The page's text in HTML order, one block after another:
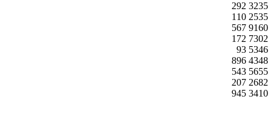
3235
292
2535
110
9160
567
7302
172
5346
93
4348
896
5655
543
2682
207
3410
945